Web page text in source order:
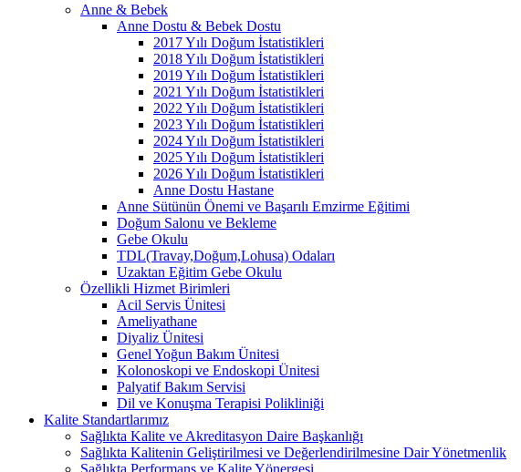
Anne & Bebek
Anne Dostu & Bebek Dostu
2017 Yılı Doğum İstatistikleri
2018 Yılı Doğum İstatistikleri
2019 Yılı Doğum İstatistikleri
2021 Yılı Doğum İstatistikleri
2022 Yılı Doğum İstatistikleri
2023 Yılı Doğum İstatistikleri
2024 Yılı Doğum İstatistikleri
2025 Yılı Doğum İstatistikleri
2026 Yılı Doğum İstatistikleri
Anne Dostu Hastane
Anne Sütünün Önemi ve Başarılı Emzirme Eğitimi
Doğum Salonu ve Bekleme
Gebe Okulu
TDL(Travay,Doğum,Lohusa) Odaları
Uzaktan Eğitim Gebe Okulu
Özellikli Hizmet Birimleri
Acil Servis Ünitesi
Ameliyathane
Diyaliz Ünitesi
Genel Yoğun Bakım Ünitesi
Kolonoskopi ve Endoskopi Ünitesi
Palyatif Bakım Servisi
Dil ve Konuşma Terapisi Polikliniği
Kalite Standartlarımız
Sağlıkta Kalite ve Akreditasyon Daire Başkanlığı
Sağlıkta Kalitenin Geliştirilmesi ve Değerlendirilmesine Dair Yönetmenlik
Sağlıkta Performans ve Kalite Yönergesi